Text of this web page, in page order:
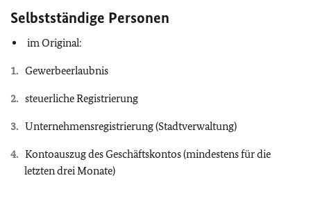
Selbstständige Personen
im Original:
Gewerbeerlaubnis
steuerliche Registrierung
Unternehmensregistrierung (Stadtverwaltung)
Kontoauszug des Geschäftskontos (mindestens für die
letzten drei Monate)